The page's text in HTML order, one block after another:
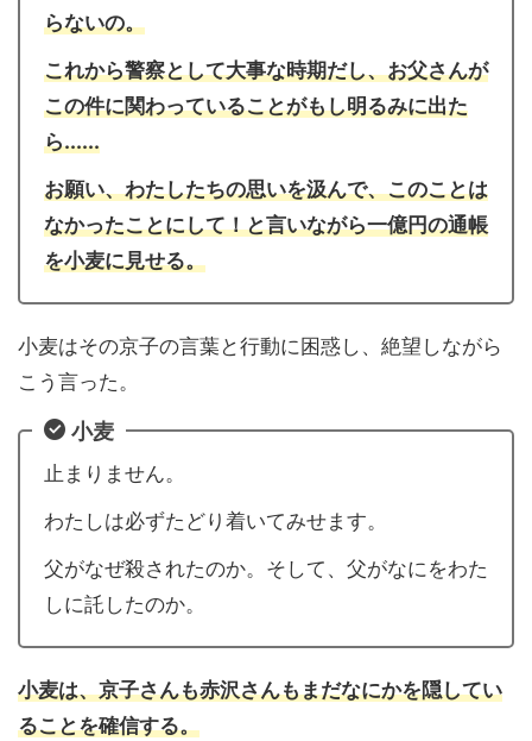
らないの。
これから警察として大事な時期だし、お父さんが
この件に関わっていることがもし明るみに出た
ら......
お願い、わたしたちの思いを汲んで、このことは
なかったことにして！と言いながら一億円の通帳
を小麦に見せる。
小麦はその京子の言葉と行動に困惑し、絶望しながら
こう言った。
小麦
止まりません。
わたしは必ずたどり着いてみせます。
父がなぜ殺されたのか。そして、父がなにをわた
しに託したのか。
小麦は、京子さんも赤沢さんもまだなにかを隠してい
ることを確信する。